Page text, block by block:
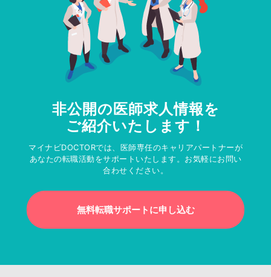
非公開の医師求人情報を
ご紹介いたします！
マイナビDOCTORでは、医師専任のキャリアパートナーが
あなたの転職活動をサポートいたします。お気軽にお問い
合わせください。
無料転職サポートに申し込む